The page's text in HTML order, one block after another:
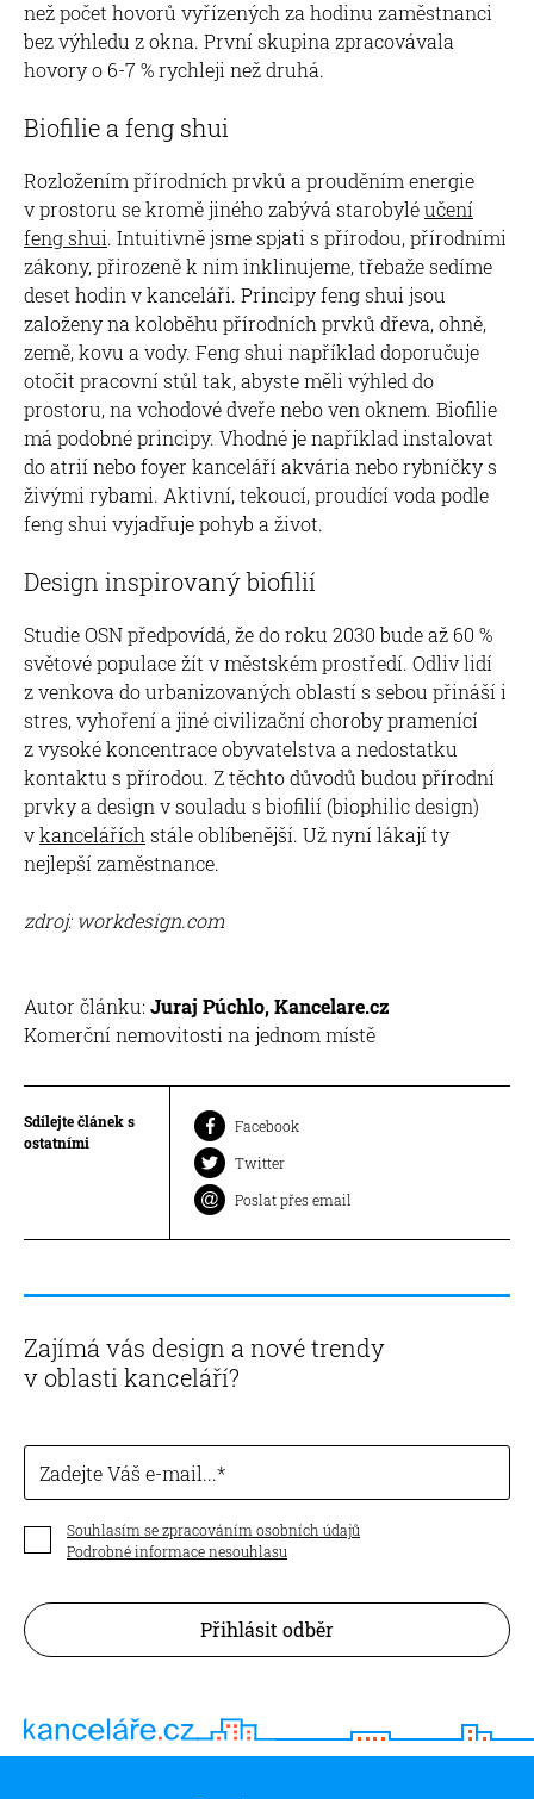
než počet hovorů vyřízených za hodinu zaměstnanci
bez výhledu z okna. První skupina zpracovávala
hovory o 6-7 % rychleji než druhá.
Biofilie a feng shui
Rozložením přírodních prvků a prouděním energie
v prostoru se kromě jiného zabývá starobyléučení
feng shui. Intuitivně jsme spjati s přírodou, přírodními
zákony, přirozeně k nim inklinujeme, třebaže sedíme
deset hodin v kanceláři. Principy feng shui jsou
založeny na koloběhu přírodních prvků dřeva, ohně,
země, kovu a vody. Feng shui například doporučuje
otočit pracovní stůl tak, abyste měli výhled do
prostoru, na vchodové dveře nebo ven oknem. Biofilie
má podobné principy. Vhodné je například instalovat
do atrií nebo foyer kanceláří akvária nebo rybníčky s
živými rybami. Aktivní, tekoucí, proudící voda podle
feng shui vyjadřuje pohyb a život.
Design inspirovaný biofilií
Studie OSN předpovídá, že do roku 2030 bude až 60 %
světové populace žít v městském prostředí. Odliv lidí
z venkova do urbanizovaných oblastí s sebou přináší i
stres, vyhoření a jiné civilizační choroby pramenící
z vysoké koncentrace obyvatelstva a nedostatku
kontaktu s přírodou. Z těchto důvodů budou přírodní
prvky a design v souladu s biofilií (biophilic design)
vkancelářích stále oblíbenější. Už nyní lákají ty
nejlepší zaměstnance.
zdroj: workdesign.com
Autor článku: Juraj Púchlo, Kancelare.cz
Komerční nemovitosti na jednom místě
Sdílejte článek s
ostatními
Facebook
Twitter
Poslat přes email
Zajímá vás design a nové trendy
v oblasti kanceláří?
Zadejte Váš e-mail...
Souhlasím se zpracováním osobních údajů
Podrobné informace nesouhlasu
Přihlásit odběr